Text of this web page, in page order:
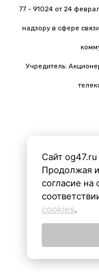
77 - 91024 от 24
надзору в сфере
Учредитель:
Все материалы
Сайт
Продолжая
согласие на
cookies.